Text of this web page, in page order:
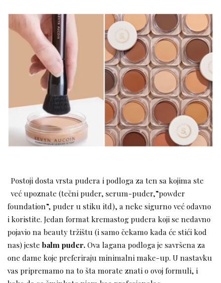
Postoji dosta vrsta pudera i podloga za ten sa kojima ste
već upoznate (tečni puder, serum-puder,”powder
foundation”, puder u stiku itd), a neke sigurno već odavno
i koristite. Jedan format kremastog pudera koji se nedavno
pojavio na beauty tržištu (i samo čekamo kada će stići kod
nas) jeste balm puder.Ova lagana podloga je savršena za
one dame koje preferiraju minimalni make-up. U nastavku
vas pripremamo na to šta morate znati o ovoj formuli, i